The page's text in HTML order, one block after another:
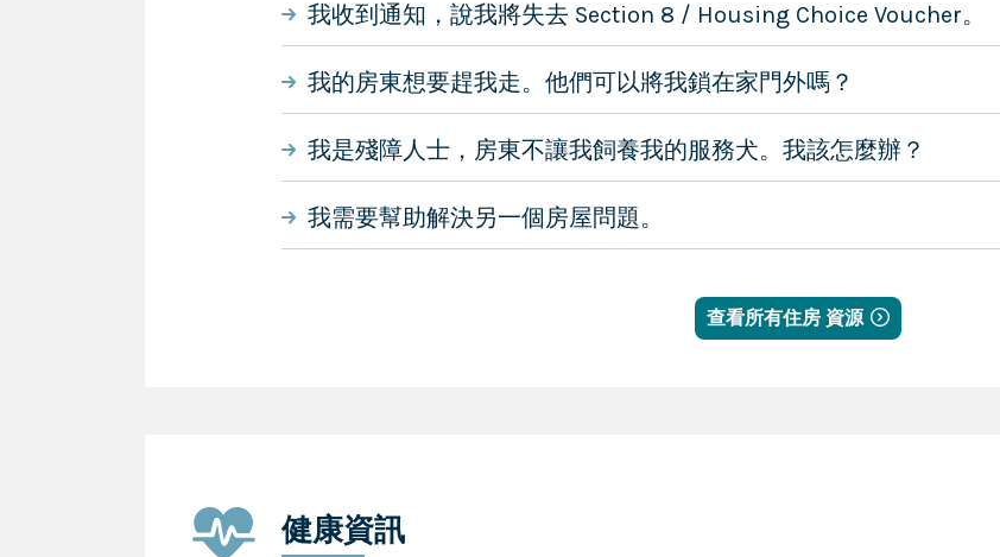
我收到通知，說我將失去 Section 8 / Housing Choice Voucher。
我的房東想要趕我走。他們可以將我鎖在家門外嗎？
我是殘障人士，房東不讓我飼養我的服務犬。我該怎麼辦？
我需要幫助解決另一個房屋問題。
查看所有住房 資源
健康資訊